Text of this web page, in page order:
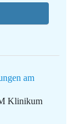
am
Klinikum